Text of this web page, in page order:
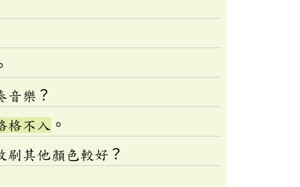
音樂？
格不入 。
刷其他顏色較好？